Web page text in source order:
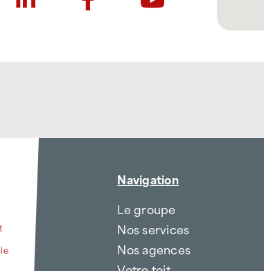
Navigation
Le groupe
Nos services
Nos agences